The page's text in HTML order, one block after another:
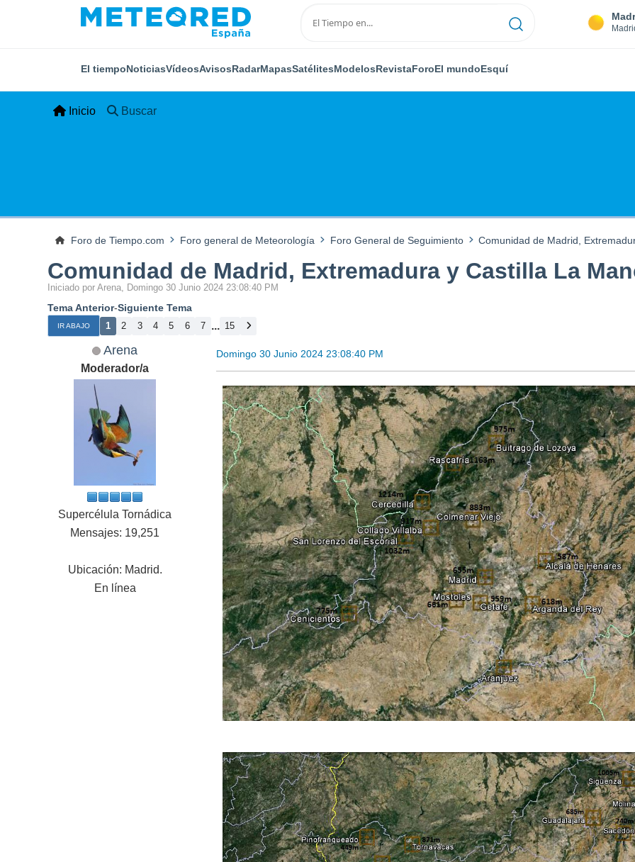
El tiempoNoticiasVídeosAvisosRadarMapasSatélitesModelosRevistaForoEl mundoEsquí
Inicio Buscar
Foro de Tiempo.com Foro general de Meteorología Foro General de Seguimiento Comunidad de Madrid,
Comunidad de Madrid, Extremadura y Castilla La
Iniciado por Arena, Domingo 30 Junio 2024 23:08:40 PM
Tema Anterior-Siguiente Tema
IR ABAJO 1 2 3 4 5 6 7 ... 15
Arena
Moderador/a
Supercélula Tornádica
Mensajes: 19,251
Ubicación: Madrid.
En línea
Domingo 30 Junio 2024 23:08:40 PM